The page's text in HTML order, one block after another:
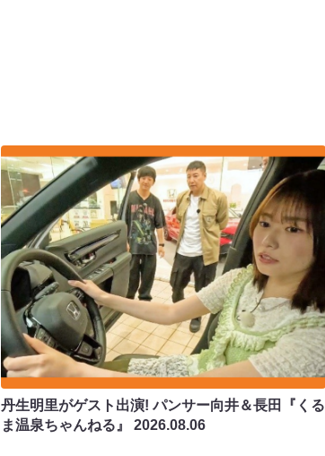
丹生明里がゲスト出演! パンサー向井＆長田『くる
ま温泉ちゃんねる』2026.08.06